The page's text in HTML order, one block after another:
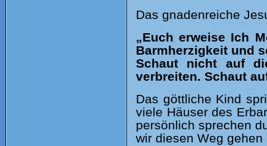
Das gnadenreiche
„Euch erweise Ich
Barmherzigkeit und
Schaut nicht auf
verbreiten. Schaut
Das göttliche Kind
viele Häuser des
persönlich sprechen
wir diesen Weg gehen